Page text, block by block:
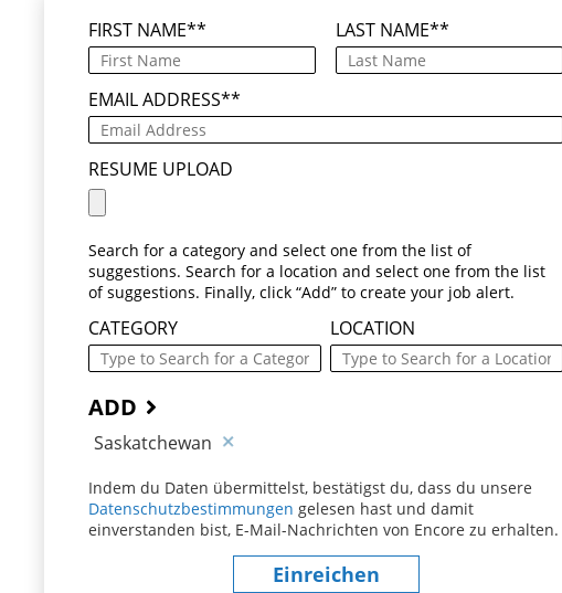
FIRST NAME* LAST NAME*
EMAIL ADDRESS*
RESUME UPLOAD
Search for a category and select one from the list of
suggestions. Search for a location and select one from the list
of suggestions. Finally, click “Add” to create your job alert.
CATEGORY LOCATION
ADD
Saskatchewan
Indem du Daten übermittelst, bestätigst du, dass du unsere
Datenschutzbestimmungen (dieser Inhalt öffnet sich in einem
gelesen hast und damit
einverstanden bist, E-Mail-Nachrichten von Encore zu erhalten.
Einreichen